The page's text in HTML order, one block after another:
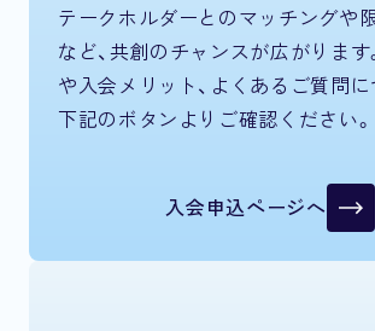
テークホルダーとのマッチングや
など、共創のチャンスが広がります
や入会メリット、よくあるご質問に
下記のボタンよりご確認ください。
入会申込ページへ